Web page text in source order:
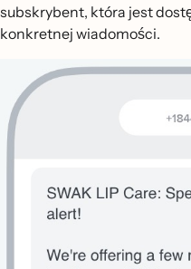
subskrybent, która jest
konkretnej wiadomości.